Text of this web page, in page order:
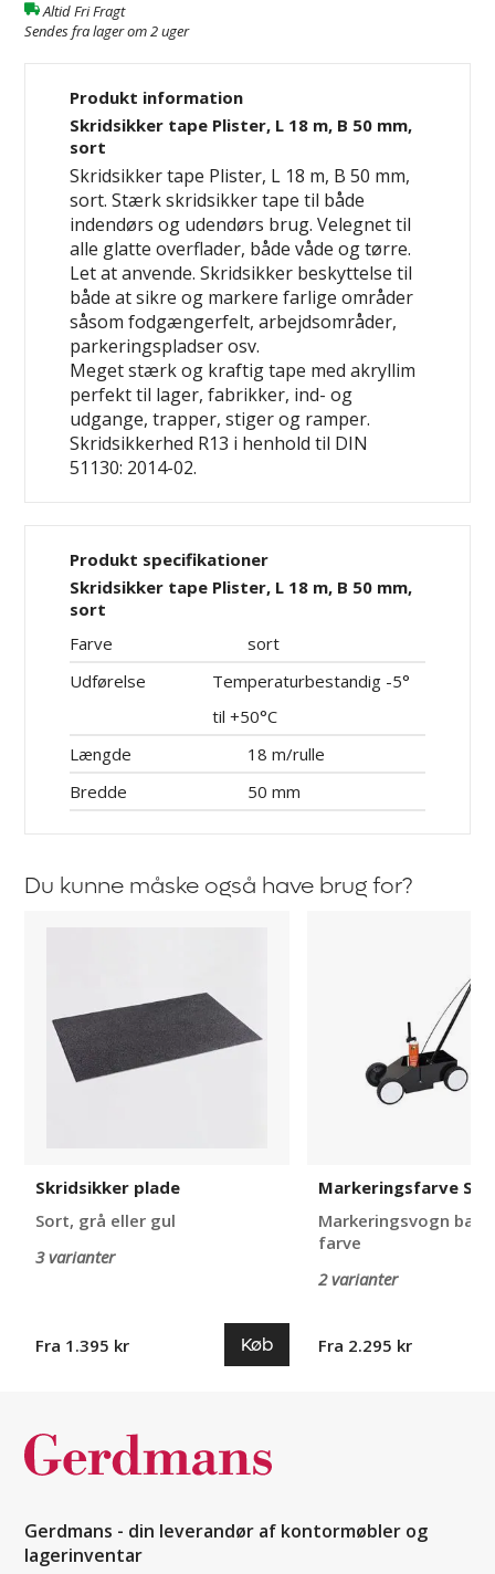
Altid Fri Fragt
Sendes fra lager om 2 uger
Produkt information
Skridsikker tape Plister, L 18 m, B 50 mm,
sort
Skridsikker tape Plister, L 18 m, B 50 mm,
sort. Stærk skridsikker tape til både
indendørs og udendørs brug. Velegnet til
alle glatte overflader, både våde og tørre.
Let at anvende. Skridsikker beskyttelse til
både at sikre og markere farlige områder
såsom fodgængerfelt, arbejdsområder,
parkeringspladser osv.
Meget stærk og kraftig tape med akryllim
perfekt til lager, fabrikker, ind- og
udgange, trapper, stiger og ramper.
Skridsikkerhed R13 i henhold til DIN
51130: 2014-02.
Produkt specifikationer
Skridsikker tape Plister, L 18 m, B 50 mm,
sort
Farve
sort
Udførelse
Temperaturbestandig -5°
til +50°C
Længde
18 m/rulle
Bredde
50 mm
Du kunne måske også have brug for?
Skridsikker plade
Sort, grå eller gul
3 varianter
Fra 1.395 kr Køb
Markeringsfarve
Markeringsvogn
farve
2 varianter
Fra 2.295 kr
Gerdmans - din leverandør af kontormøbler og
lagerinventar